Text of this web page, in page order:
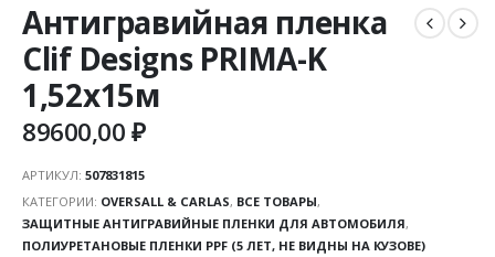
Антигравийная пленка
Clif Designs PRIMA-K
1,52х15м
89600,00₽
АРТИКУЛ: 507831815
КАТЕГОРИИ: OVERSALL & CARLAS, ВСЕ ТОВАРЫ,
ЗАЩИТНЫЕ АНТИГРАВИЙНЫЕ ПЛЕНКИ ДЛЯ АВТОМОБИЛЯ,
ПОЛИУРЕТАНОВЫЕ ПЛЕНКИ PPF (5 ЛЕТ, НЕ ВИДНЫ НА КУЗОВЕ)